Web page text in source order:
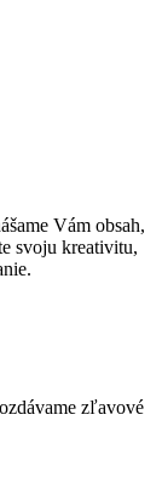
Vám obsah,
svoju kreativitu,
zľavové